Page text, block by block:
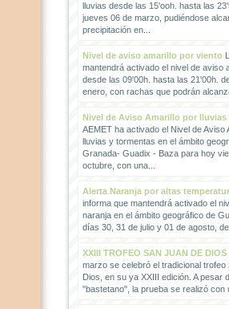
lluvias desde las 15'ooh. hasta las
jueves 06 de marzo, pudiéndose
precipitación en...
Nivel de aviso amarillo por viento
mantendrá activado el nivel de aviso
desde las 09'00h. hasta las 21'00h.
enero, con rachas que podrán
Nivel de Aviso Amarillo por lluvias
AEMET ha activado el Nivel de Aviso
lluvias y tormentas en el ámbito
Granada- Guadix - Baza para hoy
octubre, con una...
Alerta Naranja por altas
informa que mantendrá activado el
naranja en el ámbito geográfico de
días 30, 31 de julio y 01 de agosto,
XXIII TROFEO SAN JUAN DE DIOS
marzo se celebró el tradicional trofeo
Dios, en su ya XXIII edición. A pesar
"bastetano", la prueba se realizó con